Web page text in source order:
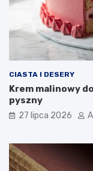
CIASTA I DESERY
Krem malinowy
pyszny
27 lipca 2026